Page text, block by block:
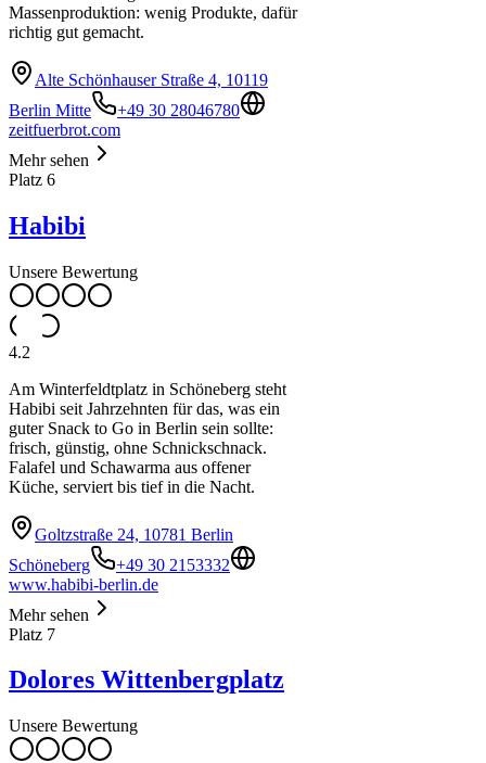
Massenproduktion: wenig Produkte, dafür
richtig gut gemacht.
Alte Schönhauser Straße 4, 10119
Berlin Mitte
+49 30 28046780
zeitfuerbrot.com
Mehr sehen
Platz 6
Habibi
Unsere Bewertung
4.2
Am Winterfeldtplatz in Schöneberg steht
Habibi seit Jahrzehnten für das, was ein
guter Snack to Go in Berlin sein sollte:
frisch, günstig, ohne Schnickschnack.
Falafel und Schawarma aus offener
Küche, serviert bis tief in die Nacht.
Goltzstraße 24, 10781 Berlin
Schöneberg
+49 30 2153332
www.habibi-berlin.de
Mehr sehen
Platz 7
Dolores Wittenbergplatz
Unsere Bewertung